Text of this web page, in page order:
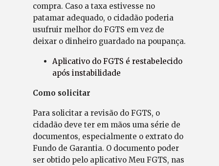
compra. Caso a taxa estivesse no
patamar adequado, o cidadão poderia
usufruir melhor do FGTS em vez de
deixar o dinheiro guardado na poupança.
Aplicativo do FGTS é restabelecido
após instabilidade
Como solicitar
Para solicitar a revisão do FGTS, o
cidadão deve ter em mãos uma série de
documentos, especialmente o extrato do
Fundo de Garantia. O documento poder
ser obtido pelo aplicativo Meu FGTS, nas